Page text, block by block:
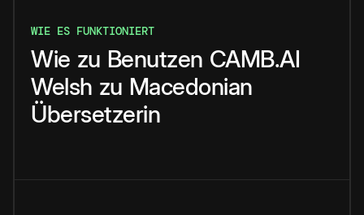
WIE ES FUNKTIONIERT
Wie zu Benutzen CAMB.AI
Welsh zu Macedonian
Übersetzerin